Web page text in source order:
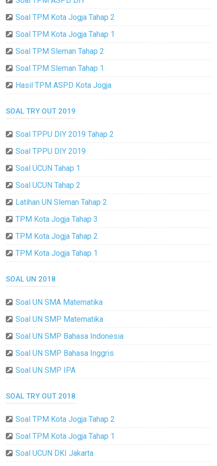
Soal TPM Kota Jogja Tahap 2
Soal TPM Kota Jogja Tahap 1
Soal TPM Sleman Tahap 2
Soal TPM Sleman Tahap 1
Hasil TPM ASPD Kota Jogja
SOAL TRY OUT 2019
Soal TPPU DIY 2019 Tahap 2
Soal TPPU DIY 2019
Soal UCUN Tahap 1
Soal UCUN Tahap 2
Latihan UN Sleman Tahap 2
TPM Kota Jogja Tahap 3
TPM Kota Jogja Tahap 2
TPM Kota Jogja Tahap 1
SOAL UN 2018
Soal UN SMA Matematika
Soal UN SMP Matematika
Soal UN SMP Bahasa Indonesia
Soal UN SMP Bahasa Inggris
Soal UN SMP IPA
SOAL TRY OUT 2018
Soal TPM Kota Jogja Tahap 2
Soal TPM Kota Jogja Tahap 1
Soal UCUN DKI Jakarta